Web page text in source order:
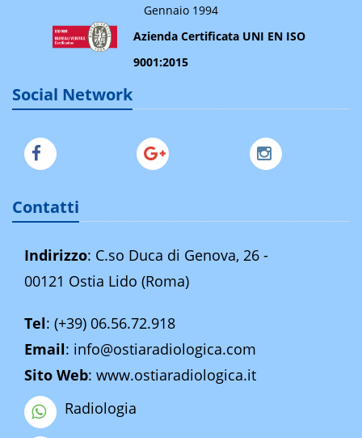
Gennaio 1994
Azienda Certificata UNI EN ISO
9001:2015
Social Network
Contatti
Indirizzo: C.so Duca di Genova, 26 -
00121 Ostia Lido (Roma)
Tel: (+39) 06.56.72.918
Email: info@ostiaradiologica.com
Sito Web: www.ostiaradiologica.it
Radiologia